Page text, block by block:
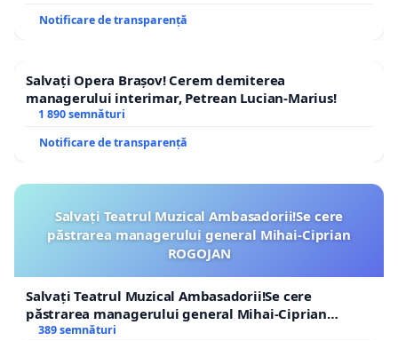
Notificare de transparență
Salvați Opera Brașov! Cerem demiterea
managerului interimar, Petrean Lucian-Marius!
1 890 semnături
Notificare de transparență
Salvați Teatrul Muzical Ambasadorii!Se cere
păstrarea managerului general Mihai-Ciprian
ROGOJAN
Salvați Teatrul Muzical Ambasadorii!Se cere
păstrarea managerului general Mihai-Ciprian
ROGOJAN
389 semnături